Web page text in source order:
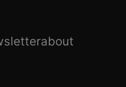
about